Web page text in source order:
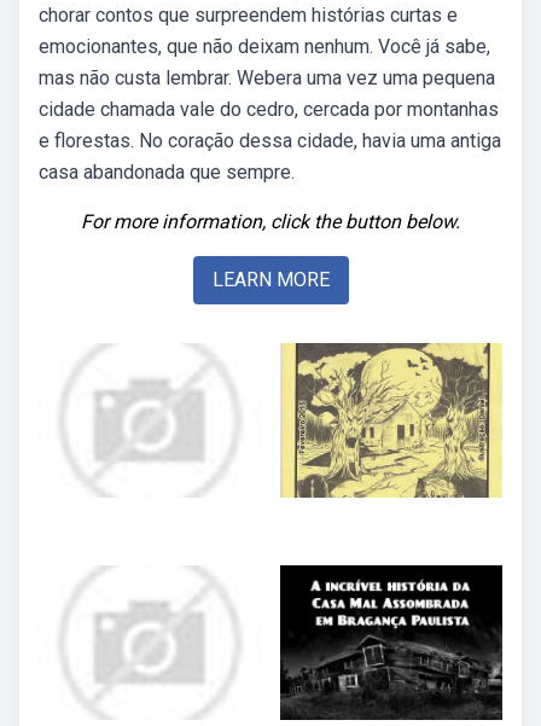
chorar contos que surpreendem histórias curtas e
emocionantes, que não deixam nenhum. Você já sabe,
mas não custa lembrar. Webera uma vez uma pequena
cidade chamada vale do cedro, cercada por montanhas
e florestas. No coração dessa cidade, havia uma antiga
casa abandonada que sempre.
For more information, click the button below.
LEARN MORE